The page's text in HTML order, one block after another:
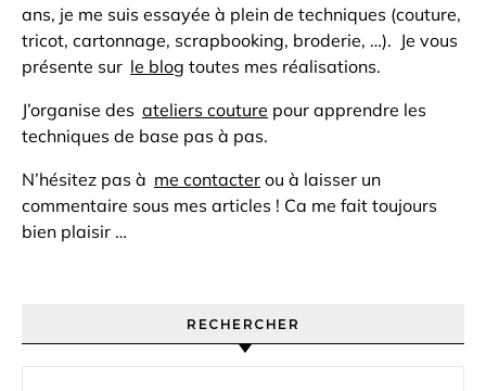
ans, je me suis essayée à plein de techniques (couture,
tricot, cartonnage, scrapbooking, broderie, …). Je vous
présente sur le blog toutes mes réalisations.
J’organise des ateliers couture pour apprendre les
techniques de base pas à pas.
N’hésitez pas à me contacter ou à laisser un
commentaire sous mes articles ! Ca me fait toujours
bien plaisir …
RECHERCHER